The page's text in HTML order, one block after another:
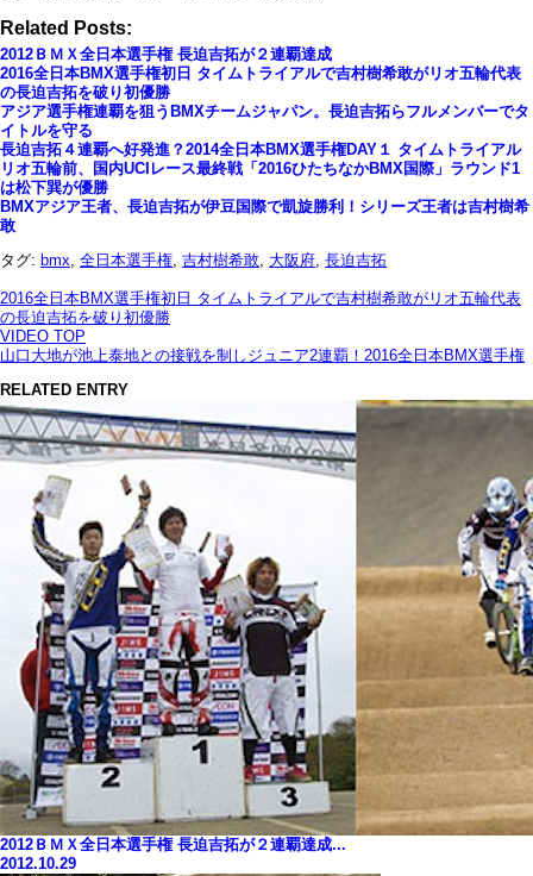
Related Posts:
2012ＢＭＸ全日本選手権 長迫吉拓が２連覇達成
2016全日本BMX選手権初日 タイムトライアルで吉村樹希敢がリオ五輪代表
の長迫吉拓を破り初優勝
アジア選手権連覇を狙うBMXチームジャパン。長迫吉拓らフルメンバーでタ
イトルを守る
長迫吉拓４連覇へ好発進？2014全日本BMX選手権DAY１ タイムトライアル
リオ五輪前、国内UCIレース最終戦「2016ひたちなかBMX国際」ラウンド1
は松下巽が優勝
BMXアジア王者、長迫吉拓が伊豆国際で凱旋勝利！シリーズ王者は吉村樹希
敢
タグ: bmx 全日本選手権 吉村樹希敢 大阪府 長迫吉拓
2016全日本BMX選手権初日 タイムトライアルで吉村樹希敢がリオ五輪代表
の長迫吉拓を破り初優勝
VIDEO TOP
山口大地が池上泰地との接戦を制しジュニア2連覇！2016全日本BMX選手権
RELATED ENTRY
2012ＢＭＸ全日本選手権 長迫吉拓が２連覇達成...
2012.10.29